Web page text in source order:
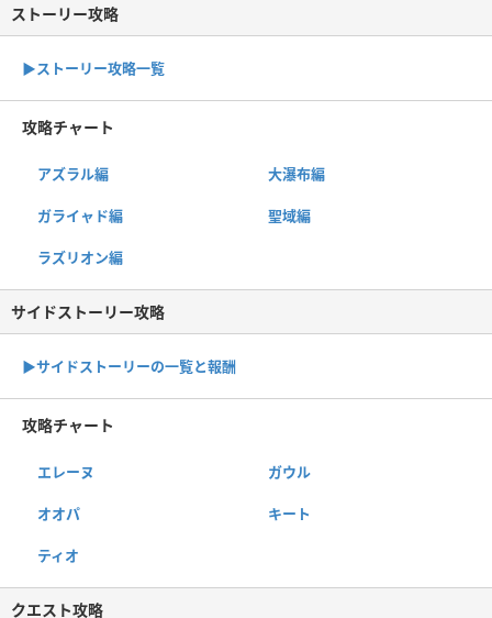
ストーリー攻略
▶︎ストーリー攻略一覧
攻略チャート
アズラル編 大瀑布編
ガライャド編 聖域編
ラズリオン編
サイドストーリー攻略
▶サイドストーリーの一覧と報酬
攻略チャート
エレーヌ ガウル
オオパ キート
ティオ
クエスト攻略